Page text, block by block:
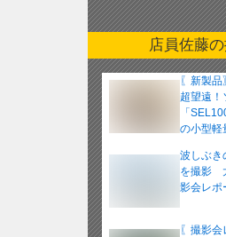
ア
ー
カ
イ
店員佐藤
〖新製品
超望遠！
「
の小型軽
波しぶき
を撮影
影会レポ
〖撮影会